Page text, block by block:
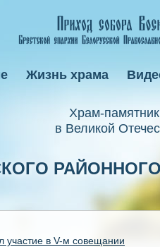
Xрам-
в Великой
Жизнь храма
в V-м совещании